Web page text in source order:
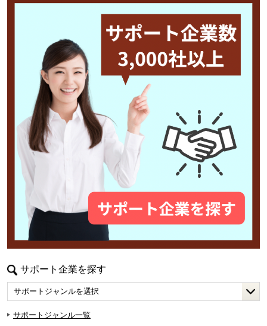
サポート企業を探す
サポートジャンル一覧